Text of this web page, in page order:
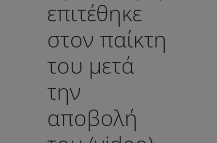
επιτέθηκε
στον παίκτη
του μετά
την
αποβολή